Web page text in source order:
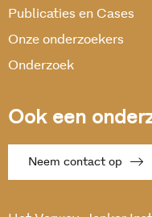
Publicaties en Cases
Onze onderzoekers
Onderzoek
Ook een
Neem contact op